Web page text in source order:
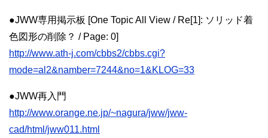
●JWW専用掲示板 [One Topic All View / Re[1]: ソリッド着
色図形の削除？ / Page: 0]
http://www.ath-j.com/cbbs2/cbbs.cgi?
mode=al2&namber=7244&no=1&KLOG=33
●JWW再入門
http://www.orange.ne.jp/~nagura/jww/jww-
cad/html/jww011.html